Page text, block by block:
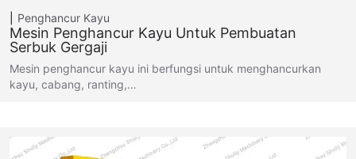
Penghancur Kayu
Mesin Penghancur Kayu Untuk Pembuatan
Serbuk Gergaji
Mesin penghancur kayu ini berfungsi untuk menghancurkan
kayu, cabang, ranting,…